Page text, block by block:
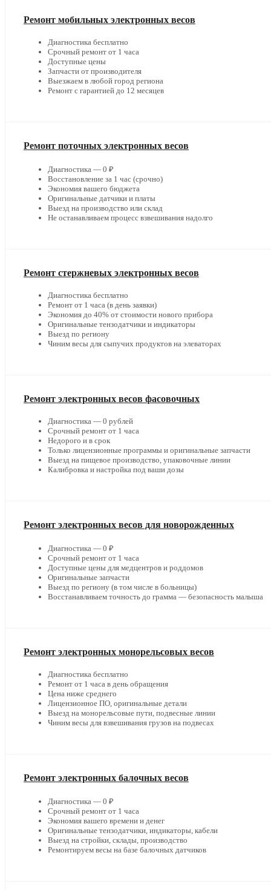
Ремонт мобильных электронных весов
Диагностика бесплатно
Срочный ремонт от 1 часа
Доступные цены
Запчасти от производителя
Выезжаем в любой город региона
Ремонт с гарантией до 12 месяцев
Ремонт поточных электронных весов
Диагностика — 0 ₽
Восстановление за 1 час (срочно)
Экономия вашего бюджета
Оригинальные датчики и платы
Выезд на производство или склад
Не останавливаем процесс взвешивания надолго
Ремонт стержневых электронных весов
Диагностика бесплатно
Ремонт от 1 часа (в день заявки)
Экономия до 40% от стоимости нового прибора
Оригинальные тензодатчики и индикаторы
Выезд по региону
Чиним весы для сыпучих продуктов на элеваторах
Ремонт электронных весов фасовочных
Диагностика — 0 рублей
Срочный ремонт от 1 часа
Недорого и в срок
Только лицензионные программы и оригинальные запчасти
Выезд на пищевое производство, упаковочные линии
Калибровка и настройка под ваши дозы
Ремонт электронных весов для новорожденных
Диагностика — 0 ₽
Срочный ремонт от 1 часа
Доступные цены для медцентров и роддомов
Оригинальные запчасти
Выезд по региону (в том числе в больницы)
Восстанавливаем точность до грамма — безопасность малыша
Ремонт электронных монорельсовых весов
Диагностика бесплатно
Ремонт от 1 часа в день обращения
Цена ниже среднего
Лицензионное ПО, оригинальные детали
Выезд на монорельсовые пути, подвесные линии
Чиним весы для взвешивания грузов на подвесах
Ремонт электронных балочных весов
Диагностика — 0 ₽
Срочный ремонт от 1 часа
Экономия вашего времени и денег
Оригинальные тензодатчики, индикаторы, кабели
Выезд на стройки, склады, производство
Ремонтируем весы на базе балочных датчиков